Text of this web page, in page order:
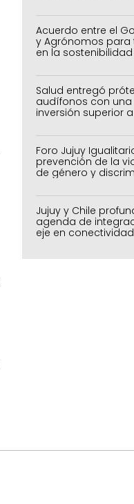
Acuerdo entre el
y Agrónomos para
en la
agrícolas,
forestal
Salud entregó
audífonos con una
inversión superior a
millones de pesos
Foro Jujuy
prevención de la
de género y
Jujuy y Chile
agenda de
eje en
mejora del Paso de